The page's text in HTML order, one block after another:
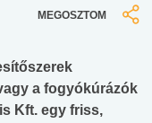
MEGOSZTOM
a fogyókúrázók
Kft. egy friss,